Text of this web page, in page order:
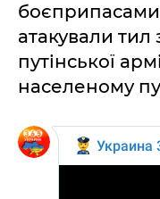
атакували тил
путінської
населеному